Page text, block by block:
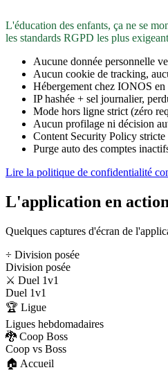
L'éducation des enfants, ça ne se
les standards RGPD les plus
Aucune donnée personnelle
Aucun cookie de tracking,
Hébergement chez IONOS
IP hashée + sel journalier,
Mode hors ligne strict (zéro
Aucun profilage ni décision
Content Security Policy stricte
Purge auto des comptes
Lire la politique de confidentialité
L'application en action
Quelques captures d'écran de
÷ Division posée
Division posée
⚔️ Duel 1v1
Duel 1v1
🏆 Ligue
Ligues hebdomadaires
🐉 Coop Boss
Coop vs Boss
🏠 Accueil